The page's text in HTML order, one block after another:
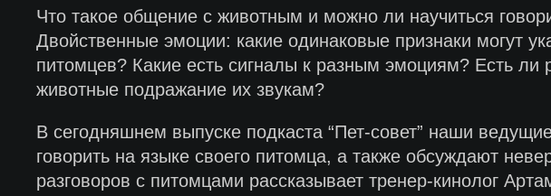
Что такое общение с животным и можно ли научиться
Двойственные эмоции: какие одинаковые признаки могут
питомцев? Какие есть сигналы к разным эмоциям? Есть
животные подражание их звукам?
В сегодняшнем выпуске подкаста “Пет-совет” наши
говорить на языке своего питомца, а также обсуждают
разговоров с питомцами рассказывает тренер-кинолог